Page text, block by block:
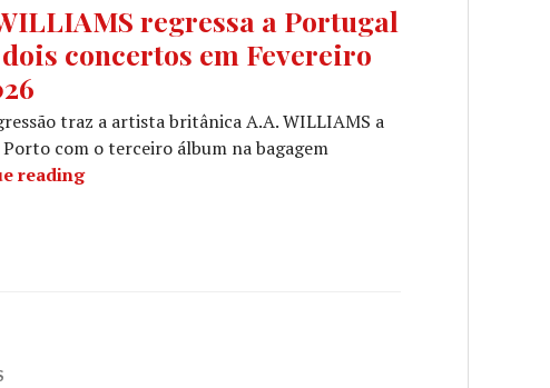
regressa a Portugal
concertos em Fevereiro
traz a artista britânica A.A. WILLIAMS a
Porto com o terceiro álbum na bagagem
readingA.A. WILLIAMS regressa a Portugal para dois